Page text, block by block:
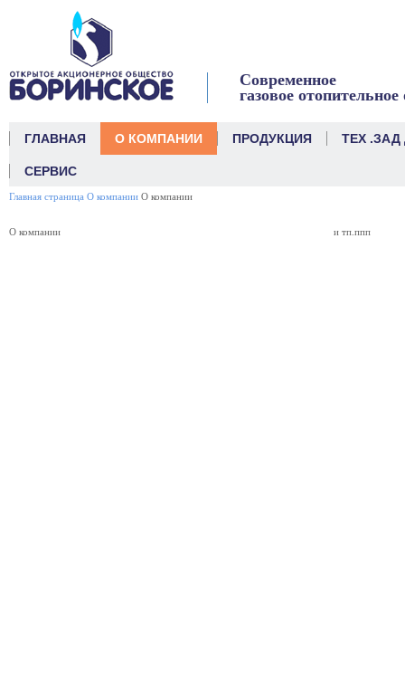
Современное
газовое
ГЛАВНАЯ О КОМПАНИИ ПРОДУКЦИЯ ТЕХ
СЕРВИС
Главная страница О компании О компании
О компании и тп.ппп